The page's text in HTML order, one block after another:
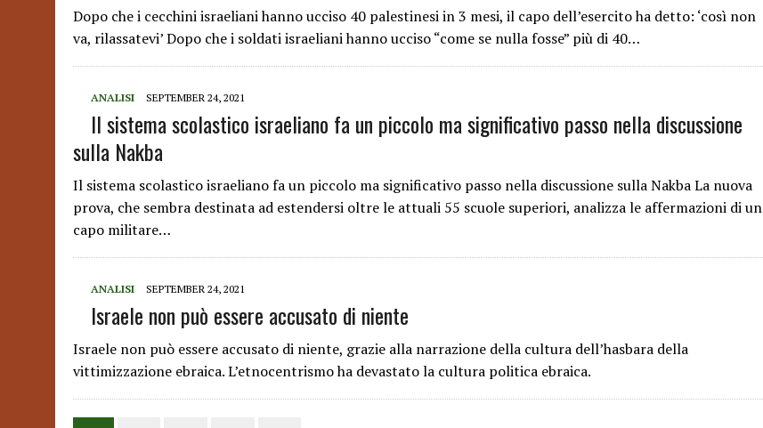
Dopo che i cecchini israeliani hanno ucciso 40 palestinesi in 3 mesi, il capo dell’esercito ha detto: ‘così non
va, rilassatevi’ Dopo che i soldati israeliani hanno ucciso “come se nulla fosse” più di 40…
ANALISI SEPTEMBER 24, 2021
Il sistema scolastico israeliano fa un piccolo ma significativo passo nella discussione
sulla Nakba
Il sistema scolastico israeliano fa un piccolo ma significativo passo nella discussione sulla Nakba La nuova
prova, che sembra destinata ad estendersi oltre le attuali 55 scuole superiori, analizza le affermazioni di un
capo militare…
ANALISI SEPTEMBER 24, 2021
Israele non può essere accusato di niente
Israele non può essere accusato di niente, grazie alla narrazione della cultura dell’hasbara della
vittimizzazione ebraica. L’etnocentrismo ha devastato la cultura politica ebraica.